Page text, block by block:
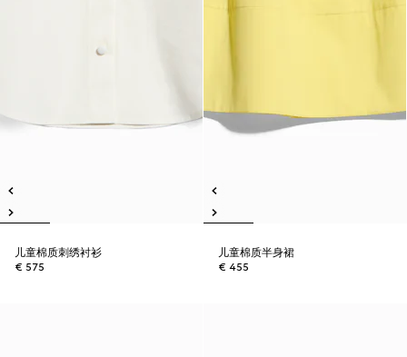
儿童棉质刺绣衬衫
€ 575
儿童棉质半身裙
€ 455